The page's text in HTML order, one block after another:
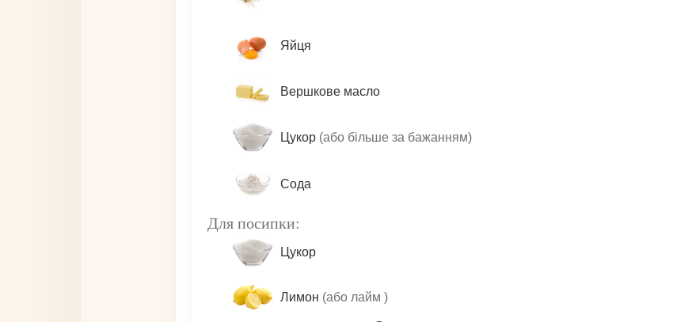
Яйця
Вершкове масло
Цукор (або більше за бажанням)
Сода
Для посипки:
Цукор
Лимон (або лайм )